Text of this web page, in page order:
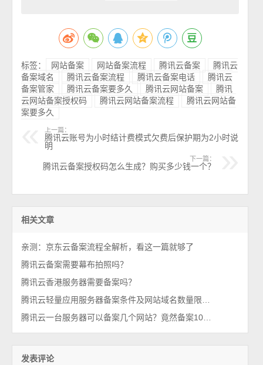
标签： 网站备案 网站备案流程 腾讯云备案
腾讯云
备案域名
腾讯云备案流程 腾讯云备案电话
腾讯云
备案管家
腾讯云备案要多久 腾讯云网站备案
腾讯
云网站备案授权码
腾讯云网站备案流程
腾讯云网站备
案要多久
上一篇：
腾讯云账号为小时结计费模式欠费后保护期为2小时说
明
下一篇：
腾讯云备案授权码怎么生成？购买多少钱一个？
相关文章
亲测：京东云备案流程全解析，看这一篇就够了
腾讯云备案需要幕布拍照吗？
腾讯云香港服务器需要备案吗？
发表评论